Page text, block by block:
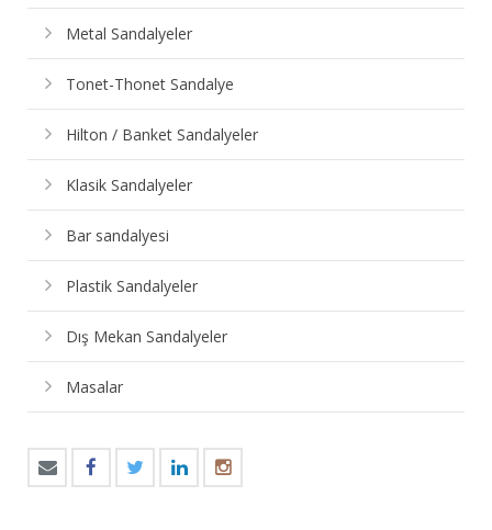
Metal Sandalyeler
Tonet-Thonet Sandalye
Hilton / Banket Sandalyeler
Klasik Sandalyeler
Bar sandalyesi
Plastik Sandalyeler
Dış Mekan Sandalyeler
Masalar